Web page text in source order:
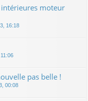
moteur
16:18
pas belle !
00:08